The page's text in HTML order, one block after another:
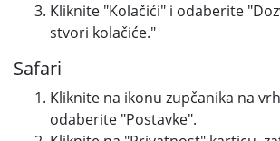
Kliknite "Kolačići" i odaberite
stvori kolačiće."
Safari
Kliknite na ikonu zupčanika na
odaberite "Postavke".